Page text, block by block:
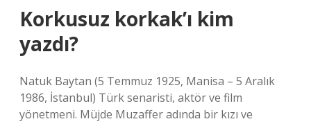
Korkusuz korkak’ı kim
yazdı?
Natuk Baytan (5 Temmuz 1925, Manisa – 5 Aralık
1986, İstanbul) Türk senaristi, aktör ve film
yönetmeni. Müjde Muzaffer adında bir kızı ve